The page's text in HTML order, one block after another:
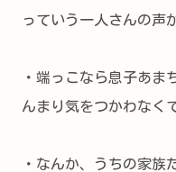
っていう一人さんの
・端っこなら息子あま
んまり気をつかわなく
・なんか、うちの家族